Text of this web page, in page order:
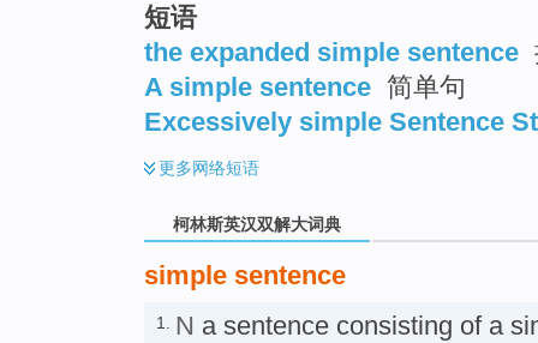
短语
the expanded simple sentence
A simple sentence 简单句
Excessively simple Sentence
更多网络短语
柯林斯英汉双解大词典
simple sentence
1. N a sentence consisting of a